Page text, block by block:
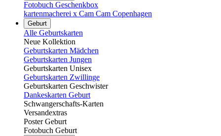
Fotobuch Geschenkbox
kartenmacherei x Cam Cam Copenhagen
Geburt
Alle Geburtskarten
Neue Kollektion
Geburtskarten Mädchen
Geburtskarten Jungen
Geburtskarten Unisex
Geburtskarten Zwillinge
Geburtskarten Geschwister
Dankeskarten Geburt
Schwangerschafts-Karten
Versandextras
Poster Geburt
Fotobuch Geburt